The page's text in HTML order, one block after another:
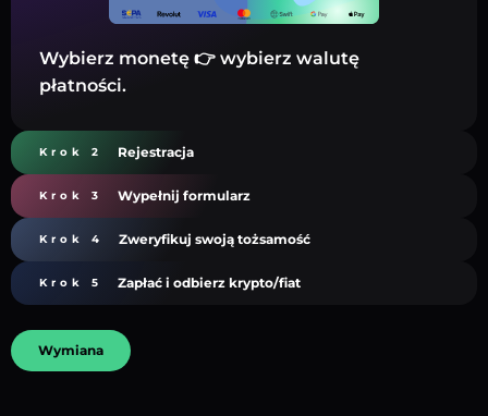
Wybierz monetę 👉 wybierz walutę
płatności.
Krok 2 Rejestracja
Krok 3 Wypełnij formularz
Krok 4 Zweryfikuj swoją tożsamość
Krok 5 Zapłać i odbierz krypto/fiat
Wymiana